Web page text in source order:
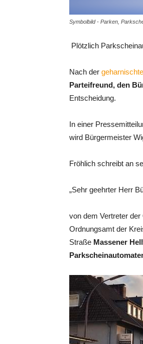
Symbolbild - Parken,
Plötzlich
Nach der
Parteifreund, den
Entscheidung.
In einer
wird Bürgermeister
Fröhlich schreibt an
„Sehr geehrter Herr
von dem Vertreter
Ordnungsamt der
Straße Massener